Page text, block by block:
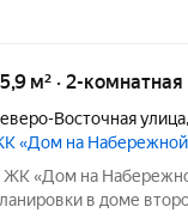
55,9 м² · 2-
Восточная улица
ЖК «Дом на
ЖК «Дом на
в доме